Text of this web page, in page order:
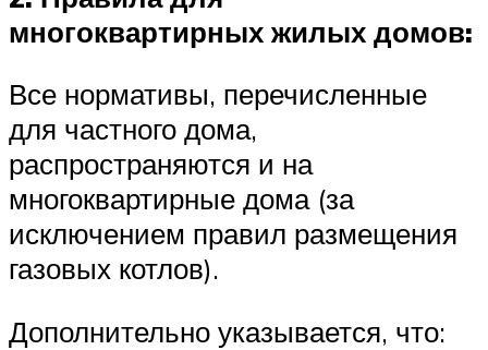
многоквартирных жилых домов:
Все нормативы, перечисленные
для частного дома,
распространяются и на
многоквартирные дома (за
исключением правил размещения
газовых котлов).
Дополнительно указывается, что: